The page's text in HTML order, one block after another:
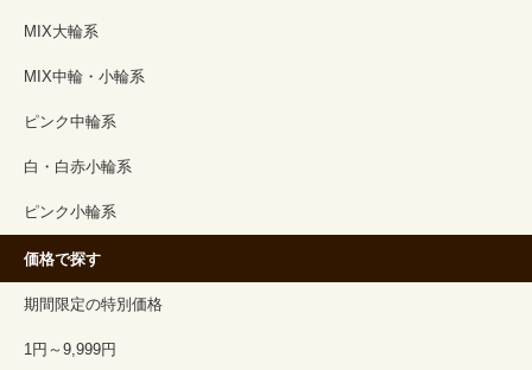
MIX大輪系
MIX中輪・小輪系
ピンク中輪系
白・白赤小輪系
ピンク小輪系
価格で探す
期間限定の特別価格
1円～9,999円